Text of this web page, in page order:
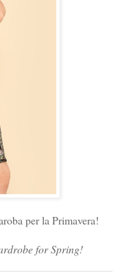
per la Primavera!
for Spring!